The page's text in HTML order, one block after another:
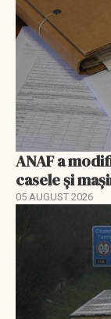
ANAF a
casele și
05 AUGUST 2026